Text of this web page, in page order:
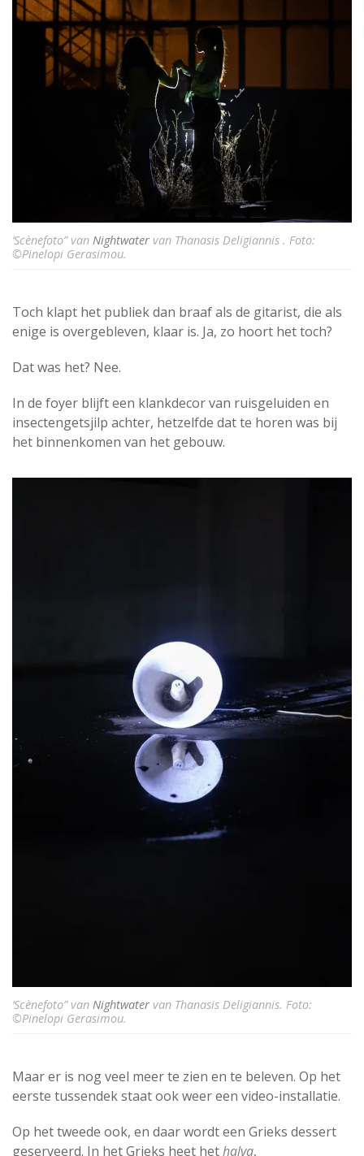
‘Scènefoto” van Nightwater van Thanasis Deligiannis . Foto:
©Pinelopi Gerasimou.
Toch klapt het publiek dan braaf als de gitarist, die als
enige is overgebleven, klaar is. Ja, zo hoort het toch?
Dat was het? Nee.
In de foyer blijft een klankdecor van ruisgeluiden en
insectengetsjilp achter, hetzelfde dat te horen was bij
het binnenkomen van het gebouw.
‘Scènefoto” van Nightwater van Thanasis Deligiannis. Foto:
©Pinelopi Gerasimou.
Maar er is nog veel meer te zien en te beleven. Op het
eerste tussendek staat ook weer een video-installatie.
Op het tweede ook, en daar wordt een Grieks dessert
geserveerd. In het Grieks heet hethalva,